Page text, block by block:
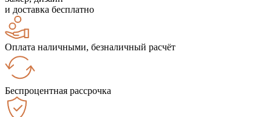
и доставка бесплатно
Оплата наличными, безналичный расчёт
Беспроцентная рассрочка